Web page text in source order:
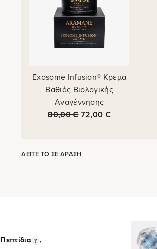
Exosome Infusion® Κρέμα
Βαθιάς Βιολογικής
Αναγέννησης
80,00€72,00 €
ΔΕΊΤΕ ΤΟ ΣΕ ΔΡΆΣΗ
Πεπτίδια ,